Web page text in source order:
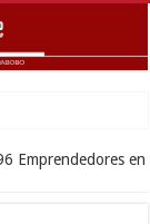
Emprendedores en